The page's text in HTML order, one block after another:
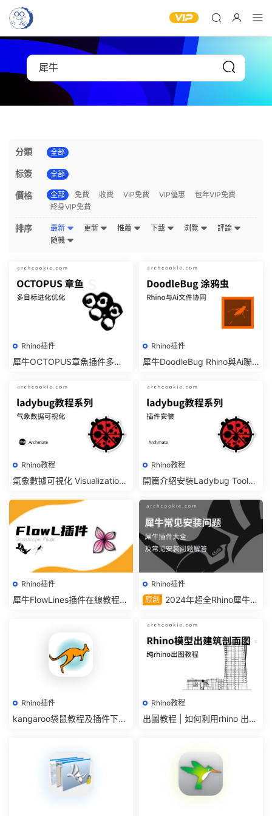
分類 全部
标簽 全部
價格 全部 免費 收費 VIP免費 VIP優惠
包年VIP免費
終身VIP免費
排序 最新 更新 推薦 下載 浏覽
評論
随機
Rhino插件
犀牛OCTOPUS章魚插件多目
件
Rhino插件
犀牛DoodleBug Rhino與Ai聯
hopper參數化設計插件
Rhino教程
氣象數據可視化 Visualization|
件教程系列
Rhino教程
開篇介紹安裝Ladybug Tools |
件教程系列
Rhino插件
犀牛FlowLines插件在線教程及
Rhino插件
原創
2024年超全Rhino犀牛必
教程及常見安裝問題整理彙總
貼
Rhino插件
kangaroo袋鼠教程及插件下
Rhino教程
出圖教程 | 如何利用rhino 出建